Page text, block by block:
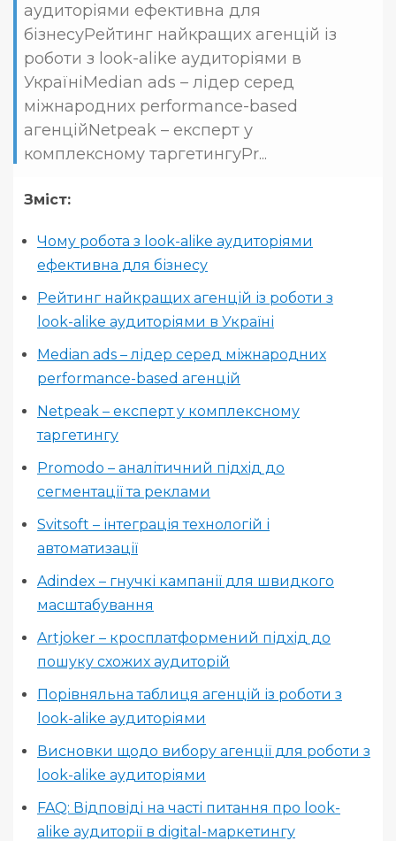
аудиторіями ефективна для
бізнесуРейтинг найкращих агенцій із
роботи з look-alike аудиторіями в
УкраїніMedian ads – лідер серед
міжнародних performance-based
агенційNetpeak – експерт у
комплексному таргетингуPr...
Зміст:
Чому робота з look-alike аудиторіями
ефективна для бізнесу
Рейтинг найкращих агенцій із роботи з
look-alike аудиторіями в Україні
Median ads – лідер серед міжнародних
performance-based агенцій
Netpeak – експерт у комплексному
таргетингу
Promodo – аналітичний підхід до
сегментації та реклами
Svitsoft – інтеграція технологій і
автоматизації
Adindex – гнучкі кампанії для швидкого
масштабування
Artjoker – кросплатформений підхід до
пошуку схожих аудиторій
Порівняльна таблиця агенцій із роботи з
look-alike аудиторіями
Висновки щодо вибору агенції для роботи з
look-alike аудиторіями
FAQ: Відповіді на часті питання про look-
alike аудиторії в digital-маркетингу